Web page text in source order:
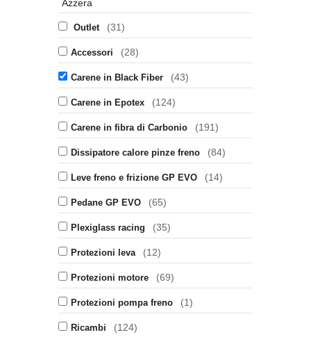
Azzera
Outlet (31)
Accessori (28)
Carene in Black Fiber (43)
Carene in Epotex (124)
Carene in fibra di Carbonio (191)
Dissipatore calore pinze freno (84)
Leve freno e frizione GP EVO (14)
Pedane GP EVO (65)
Plexiglass racing (35)
Protezioni leva (12)
Protezioni motore (69)
Protezioni pompa freno (1)
Ricambi (124)